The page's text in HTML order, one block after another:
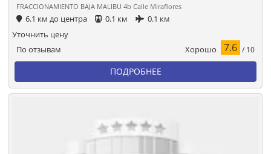
FRACCIONAMIENTO BAJA MALIBU 4b Calle Miraflores
6.1 км до центра 0.1 км 0.1 км
По отзывам Хорошо 7.6 / 10
Уточнить цену
ПОДРОБНЕЕ